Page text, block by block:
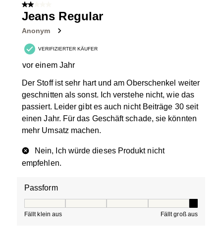
2 von 5 Sternen.
Jeans Regular
Anonym
VERIFIZIERTER KÄUFER
vor einem Jahr
Der Stoff ist sehr hart und am Oberschenkel weiter
geschnitten als sonst. Ich verstehe nicht, wie das
passiert. Leider gibt es auch nicht Beiträge 30 seit
einen Jahr. Für das Geschäft schade, sie könnten
mehr Umsatz machen.
Nein, Ich würde dieses Produkt nicht
empfehlen.
Passform
Fällt klein aus Fällt groß aus